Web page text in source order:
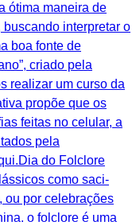
ótima maneira de
interpretar o
boa fonte de
criado pela
realizar um curso da
propõe que os
feitas no celular, a
pela
do Folclore
como saci-
ou por celebrações
o folclore é uma